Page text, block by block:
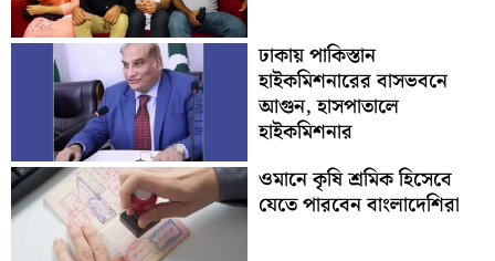
ঢাকায় পাকিস্তান
হাইকমিশনারের বাসভবনে
আগুন, হাসপাতালে
হাইকমিশনার
ওমানে কৃষি শ্রমিক হিসেবে
যেতে পারবেন বাংলাদেশিরা